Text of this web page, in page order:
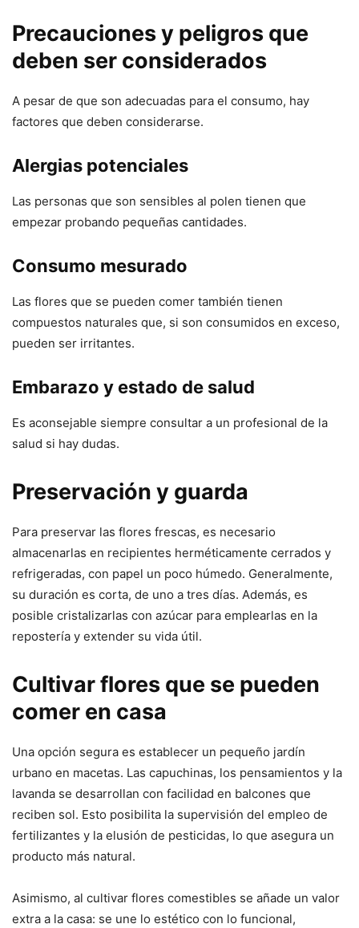
Precauciones y peligros que
deben ser considerados
A pesar de que son adecuadas para el consumo, hay
factores que deben considerarse.
Alergias potenciales
Las personas que son sensibles al polen tienen que
empezar probando pequeñas cantidades.
Consumo mesurado
Las flores que se pueden comer también tienen
compuestos naturales que, si son consumidos en exceso,
pueden ser irritantes.
Embarazo y estado de salud
Es aconsejable siempre consultar a un profesional de la
salud si hay dudas.
Preservación y guarda
Para preservar las flores frescas, es necesario
almacenarlas en recipientes herméticamente cerrados y
refrigeradas, con papel un poco húmedo. Generalmente,
su duración es corta, de uno a tres días. Además, es
posible cristalizarlas con azúcar para emplearlas en la
repostería y extender su vida útil.
Cultivar flores que se pueden
comer en casa
Una opción segura es establecer un pequeño jardín
urbano en macetas. Las capuchinas, los pensamientos y la
lavanda se desarrollan con facilidad en balcones que
reciben sol. Esto posibilita la supervisión del empleo de
fertilizantes y la elusión de pesticidas, lo que asegura un
producto más natural.
Asimismo, al cultivar flores comestibles se añade un valor
extra a la casa: se une lo estético con lo funcional,